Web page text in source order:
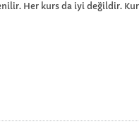
Her kurs da iyi değildir.